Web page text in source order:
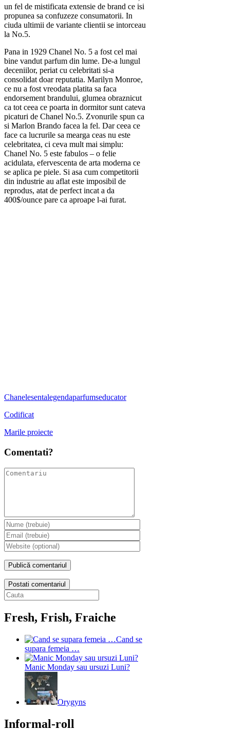
un fel de mistificata extensie de brand ce isi
propunea sa confuzeze consumatorii. In
ciuda ultimii de variante clientii se intorceau
la No.5.
Pana in 1929 Chanel No. 5 a fost cel mai
bine vandut parfum din lume. De-a lungul
deceniilor, periat cu celebritati si-a
consolidat doar reputatia. Marilyn Monroe,
ce nu a fost vreodata platita sa faca
endorsement brandului, glumea obraznicut
ca tot ceea ce poarta in dormitor sunt cateva
picaturi de Chanel No.5. Zvonurile spun ca
si Marlon Brando facea la fel. Dar ceea ce
face ca lucrurile sa mearga ceas nu este
celebritatea, ci ceva mult mai simplu:
Chanel No. 5 este fabulos – o felie
acidulata, efervescenta de arta moderna ce
se aplica pe piele. Si asa cum competitorii
din industrie au aflat este imposibil de
reprodus, atat de perfect incat a da
400$/ounce pare ca aproape l-ai furat.
Chanelesentalegendaparfumseducator
Codificat
Marile proiecte
Comentati?
Postati comentariul
Fresh, Frish, Fraiche
Cand se
supara femeia …
Manic Monday sau ursuzi Luni?
Orygyns
Informal-roll